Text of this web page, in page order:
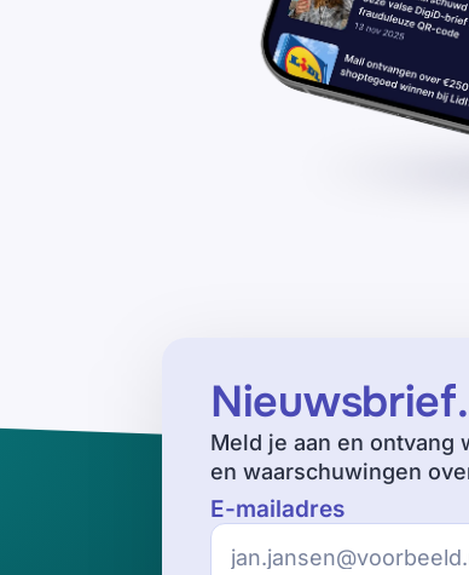
Nieuwsbrief.
Meld je aan en ontvang
en waarschuwingen
E-mailadres